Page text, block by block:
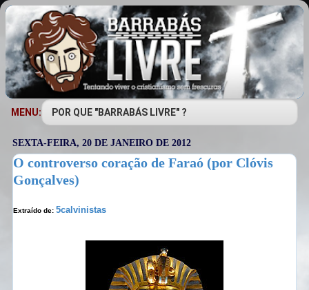
MENU:
SEXTA-FEIRA, 20 DE JANEIRO DE 2012
O controverso coração de Faraó (por Clóvis
Gonçalves)
Extraído de: 5calvinistas